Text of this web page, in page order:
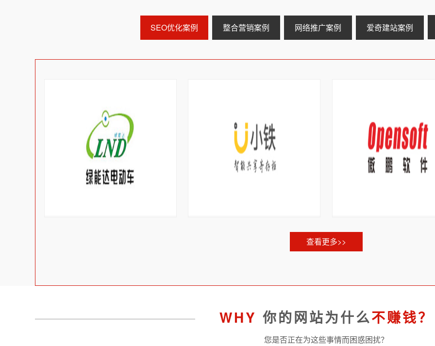
SEO优化案例 整合营销案例 网络推广案例 爱奇建站案例
查看更多>>
WHY 你的网站为什么不赚钱？
您是否正在为这些事情而困惑困扰？